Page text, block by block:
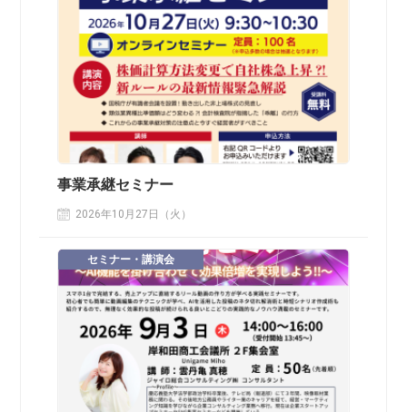
事業承継セミナー
2026年10月27日（火）
セミナー・講演会